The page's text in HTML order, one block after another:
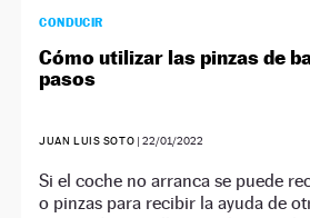
CONDUCIR
Cómo utilizar las pinzas de
pasos
JUAN LUIS SOTO |22/01/2022
Si el coche no arranca se puede
o pinzas para recibir la ayuda de